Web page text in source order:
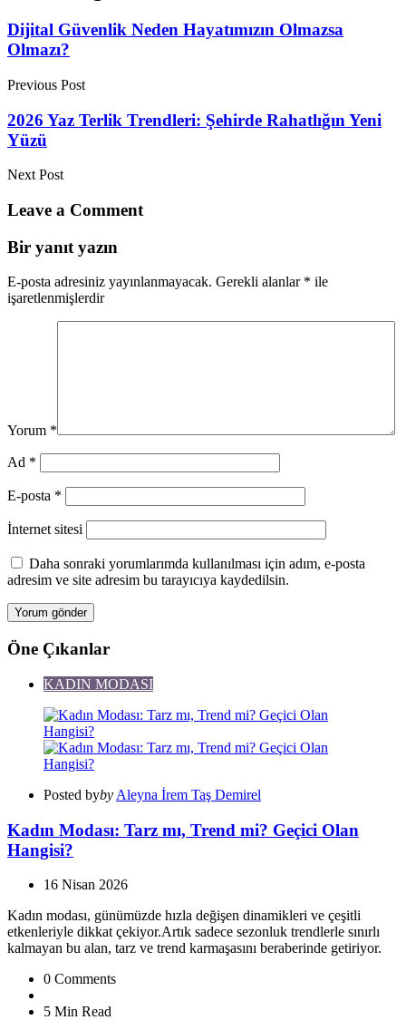
Dijital Güvenlik Neden Hayatımızın Olmazsa
Olmazı?
Previous Post
2026 Yaz Terlik Trendleri: Şehirde Rahatlığın Yeni
Yüzü
Next Post
Leave a Comment
Bir yanıt yazın
E-posta adresiniz yayınlanmayacak. Gerekli alanlar * ile
işaretlenmişlerdir
Yorum *
Ad *
E-posta *
İnternet sitesi
Daha sonraki yorumlarımda kullanılması için adım, e-posta
adresim ve site adresim bu tarayıcıya kaydedilsin.
Öne Çıkanlar
KADIN MODASI
Posted byby Aleyna İrem Taş Demirel
Kadın Modası: Tarz mı, Trend mi? Geçici Olan
Hangisi?
16 Nisan 2026
Kadın modası, günümüzde hızla değişen dinamikleri ve çeşitli
etkenleriyle dikkat çekiyor.Artık sadece sezonluk trendlerle sınırlı
kalmayan bu alan, tarz ve trend karmaşasını beraberinde getiriyor.
0 Comments
5 Min Read